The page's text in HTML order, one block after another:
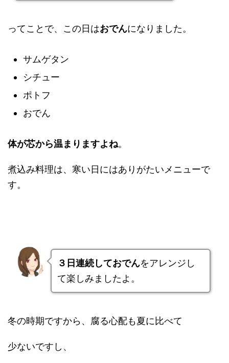
ってことで、この日はおでんになりました。
サムゲタン
シチュー
ポトフ
おでん
体が芯から温まりますよね。
煮込み料理は、寒い日にはありがたいメニューで
す。
３日連続しておでんをアレンジし
て楽しみましたよ。
冬の時期ですから、腐る心配も夏に比べて
少ないですし、